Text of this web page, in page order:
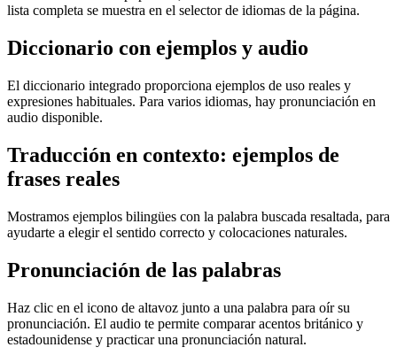
lista completa se muestra en el selector de idiomas de la página.
Diccionario con ejemplos y audio
El diccionario integrado proporciona ejemplos de uso reales y
expresiones habituales. Para varios idiomas, hay pronunciación en
audio disponible.
Traducción en contexto: ejemplos de
frases reales
Mostramos ejemplos bilingües con la palabra buscada resaltada, para
ayudarte a elegir el sentido correcto y colocaciones naturales.
Pronunciación de las palabras
Haz clic en el icono de altavoz junto a una palabra para oír su
pronunciación. El audio te permite comparar acentos británico y
estadounidense y practicar una pronunciación natural.